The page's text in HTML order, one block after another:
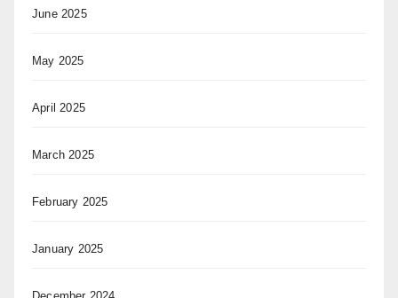
June 2025
May 2025
April 2025
March 2025
February 2025
January 2025